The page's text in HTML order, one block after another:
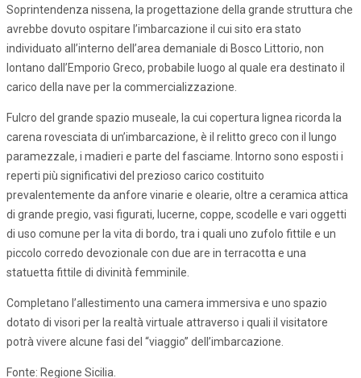
Soprintendenza nissena, la progettazione della grande struttura che
avrebbe dovuto ospitare l’imbarcazione il cui sito era stato
individuato all’interno dell’area demaniale di Bosco Littorio, non
lontano dall’Emporio Greco, probabile luogo al quale era destinato il
carico della nave per la commercializzazione.
Fulcro del grande spazio museale, la cui copertura lignea ricorda la
carena rovesciata di un’imbarcazione, è il relitto greco con il lungo
paramezzale, i madieri e parte del fasciame. Intorno sono esposti i
reperti più significativi del prezioso carico costituito
prevalentemente da anfore vinarie e olearie, oltre a ceramica attica
di grande pregio, vasi figurati, lucerne, coppe, scodelle e vari oggetti
di uso comune per la vita di bordo, tra i quali uno zufolo fittile e un
piccolo corredo devozionale con due are in terracotta e una
statuetta fittile di divinità femminile.
Completano l’allestimento una camera immersiva e uno spazio
dotato di visori per la realtà virtuale attraverso i quali il visitatore
potrà vivere alcune fasi del “viaggio” dell’imbarcazione.
Fonte: Regione Sicilia.